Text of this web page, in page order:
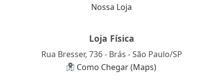
Nossa Loja
Loja Física
Rua Bresser, 736 - Brás - São Paulo/SP
Como Chegar (Maps)